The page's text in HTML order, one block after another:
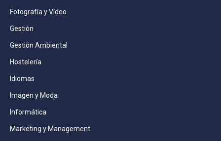
Fotografía y Vídeo
Gestión
Gestión Ambiental
Hostelería
Idiomas
Imagen y Moda
Informática
Marketing y Management